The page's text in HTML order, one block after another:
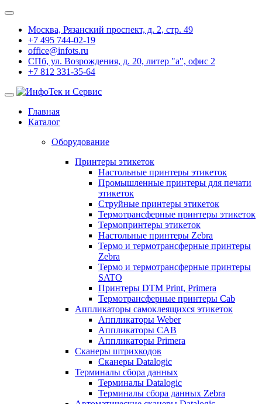
Москва, Рязанский проспект, д. 2, стр. 49
+7 495 744-02-19
office@infots.ru
СПб, ул. Возрождения, д. 20, литер "a", офис 2
+7 812 331-35-64
Главная
Каталог
Оборудование
Принтеры этикеток
Настольные принтеры этикеток
Промышленные принтеры для печати
этикеток
Струйные принтеры этикеток
Термотрансферные принтеры этикеток
Термопринтеры этикеток
Настольные принтеры Zebra
Термо и термотрансферные принтеры
Zebra
Термо и термотрансферные принтеры
SATO
Принтеры DTM Print, Primera
Термотрансферные принтеры Cab
Аппликаторы самоклеящихся этикеток
Аппликаторы Weber
Аппликаторы CAB
Аппликаторы Primera
Сканеры штрихкодов
Сканеры Datalogic
Терминалы сбора данных
Терминалы Datalogic
Терминалы сбора данных Zebra